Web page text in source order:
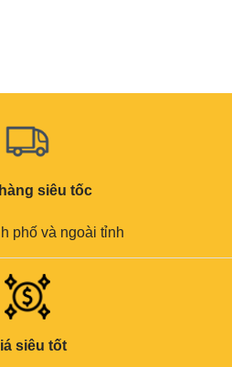
siêu tốc
phố và ngoài tỉnh
siêu tốt